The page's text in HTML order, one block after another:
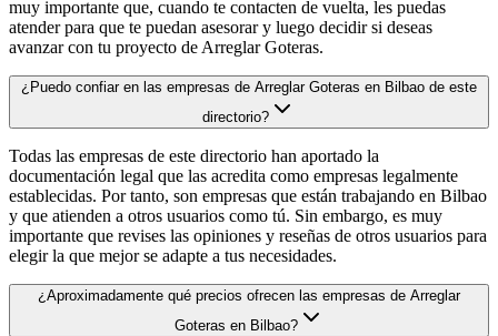
muy importante que, cuando te contacten de vuelta, les puedas
atender para que te puedan asesorar y luego decidir si deseas
avanzar con tu proyecto de Arreglar Goteras.
¿Puedo confiar en las empresas de Arreglar Goteras en Bilbao de este
directorio?
Todas las empresas de este directorio han aportado la
documentación legal que las acredita como empresas legalmente
establecidas. Por tanto, son empresas que están trabajando en Bilbao
y que atienden a otros usuarios como tú. Sin embargo, es muy
importante que revises las opiniones y reseñas de otros usuarios para
elegir la que mejor se adapte a tus necesidades.
¿Aproximadamente qué precios ofrecen las empresas de Arreglar
Goteras en Bilbao?